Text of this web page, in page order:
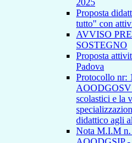
2025
Proposta
tutto" con
AVVISO
SOSTEGNO
Proposta
Padova
Protocollo nr:
AOODGOSV
scolastici e la
didattico agli
Nota M.I.M n.